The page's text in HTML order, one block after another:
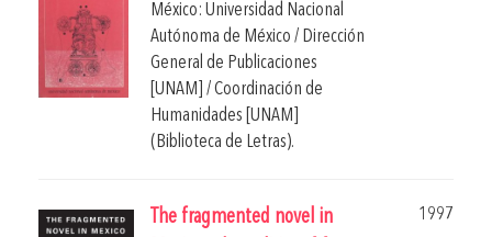
México: Universidad Nacional
Autónoma de México / Dirección
General de Publicaciones
[UNAM] / Coordinación de
Humanidades [UNAM]
(Biblioteca de Letras).
The fragmented novel in
1997